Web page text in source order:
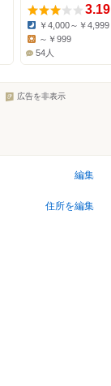
3.19
Dinner:
￥4,000～￥4,999
Lunch:
～￥999
54人
広告を非表示
編集
住所を編集